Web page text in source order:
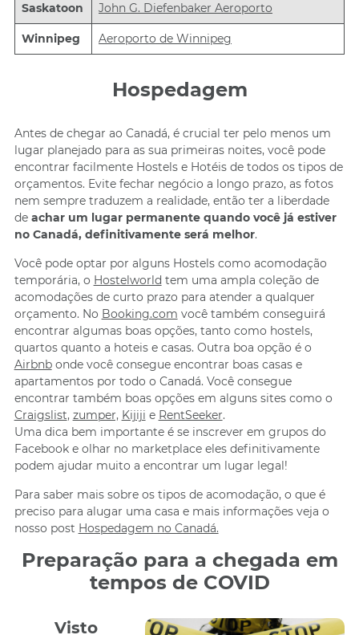
Saskatoon John G. Diefenbaker Aeroporto
Winnipeg Aeroporto de Winnipeg
Hospedagem
Antes de chegar ao Canadá, é crucial ter pelo menos um
lugar planejado para as sua primeiras noites, você pode
encontrar facilmente Hostels e Hotéis de todos os tipos de
orçamentos. Evite fechar negócio a longo prazo, as fotos
nem sempre traduzem a realidade, então ter a liberdade
de achar um lugar permanente quando você já estiver
no Canadá, definitivamente será melhor.
Você pode optar por alguns Hostels como acomodação
temporária, o Hostelworld tem uma ampla coleção de
acomodações de curto prazo para atender a qualquer
orçamento. No Booking.com você também conseguirá
encontrar algumas boas opções, tanto como hostels,
quartos quanto a hoteis e casas. Outra boa opção é o
Airbnbonde você consegue encontrar boas casas e
apartamentos por todo o Canadá. Você consegue
encontrar também boas opções em alguns sites como o
Craigslist, zumper, Kijiji e RentSeeker.
Uma dica bem importante é se inscrever em grupos do
Facebook e olhar no marketplace eles definitivamente
podem ajudar muito a encontrar um lugar legal!
Para saber mais sobre os tipos de acomodação, o que é
preciso para alugar uma casa e mais informações veja o
nosso post Hospedagem no Canadá.
Preparação para a chegada em
tempos de COVID
Visto